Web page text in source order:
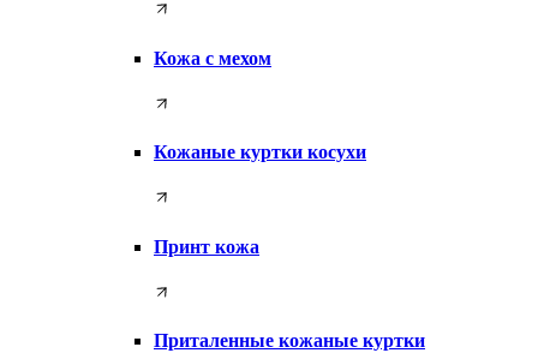
Кожа с мехом
Кожаные куртки косухи
Принт кожа
Приталенные кожаные куртки